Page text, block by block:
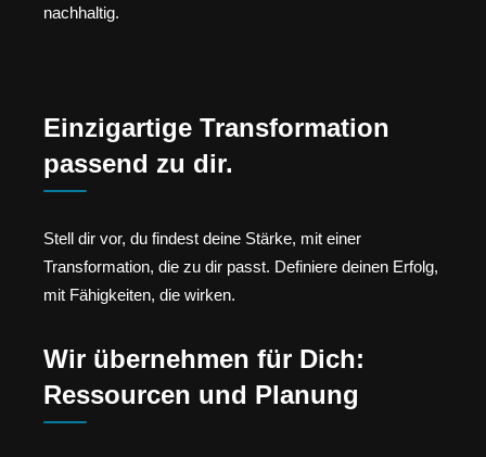
nachhaltig.
Einzigartige Transformation
passend zu dir.
Stell dir vor, du findest deine Stärke, mit einer
Transformation, die zu dir passt. Definiere deinen Erfolg,
mit Fähigkeiten, die wirken.
Wir übernehmen für Dich:
Ressourcen und Planung